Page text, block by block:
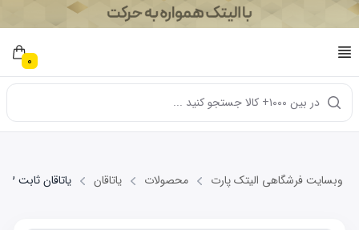
0
در بین ۱۰۰۰+ کالا جستجو کنید ...
وبسایت فرشگاهی الیتک پارت محصولات یاتاقان یاتاقان ثابت STD MVM X33